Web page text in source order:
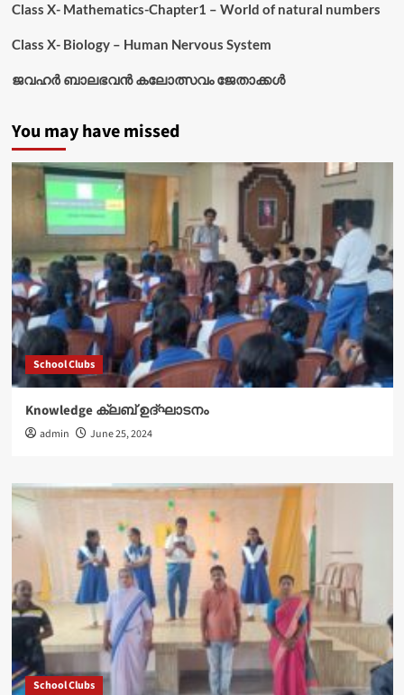
Class X- Mathematics-Chapter1 – World of natural numbers
Class X- Biology – Human Nervous System
ജവഹർ ബാലഭവൻ കലോത്സവം ജേതാക്കൾ
You may have missed
School Clubs
Knowledge ക്ലബ് ഉദ്‌ഘാടനം
admin June 25, 2024
School Clubs